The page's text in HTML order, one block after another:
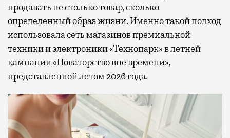
продавать не столько товар, сколько
определенный образ жизни. Именно такой подход
использовала сеть магазинов премиальной
техники и электроники «Технопарк» в летней
кампании«Новаторство вне времени»,
представленной летом 2026 года.